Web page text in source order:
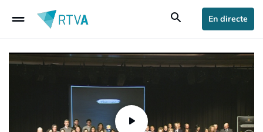
drag_handle search En directe